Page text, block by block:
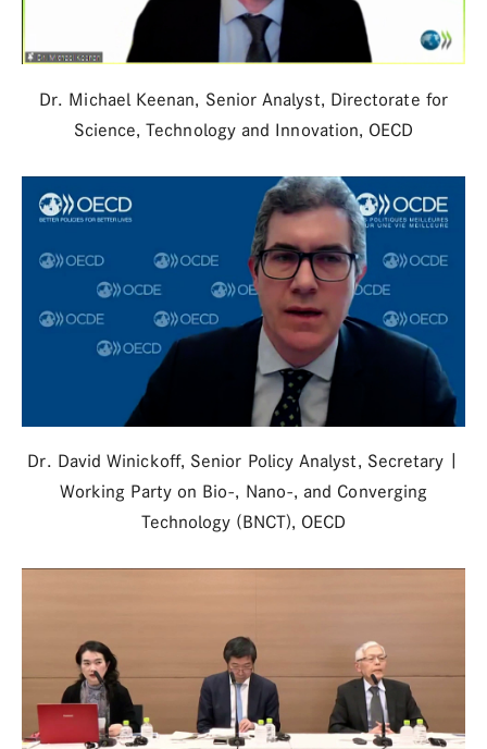
Dr. Michael Keenan, Senior Analyst, Directorate for
Science, Technology and Innovation, OECD
Dr. David Winickoff, Senior Policy Analyst, Secretary |
Working Party on Bio-, Nano-, and Converging
Technology (BNCT), OECD